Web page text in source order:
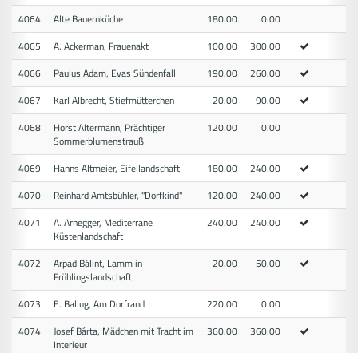
4064
Alte Bauernküche 180.00
0.00
4065
A. Ackerman, Frauenakt 100.00
300.00
4066
Paulus Adam, Evas Sündenfall 190.00
260.00
4067
Karl Albrecht, Stiefmütterchen 20.00
90.00
4068
Horst Altermann, Prächtiger
Sommerblumenstrauß
120.00 0.00
4069 Hanns Altmeier, Eifellandschaft 180.00
240.00
4070
Reinhard Amtsbühler, "Dorfkind" 120.00
240.00
4071
A. Arnegger, Mediterrane
Küstenlandschaft
240.00 240.00
4072
Arpad Bálint, Lamm in
Frühlingslandschaft
20.00 50.00
4073 E. Ballug, Am Dorfrand 220.00
0.00
4074
Josef Bárta, Mädchen mit Tracht im
Interieur
360.00 360.00